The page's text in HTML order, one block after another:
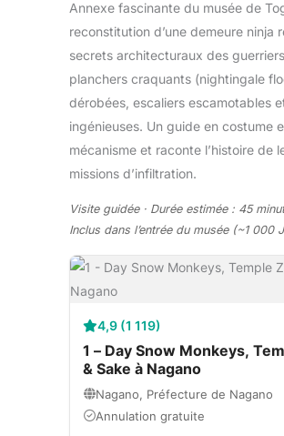
Annexe fascinante du musée de
reconstitution d’une demeure ninja
secrets architecturaux des
planchers craquants (nightingale
dérobées, escaliers escamotables
ingénieuses. Un guide en costume
mécanisme et raconte l’histoire de
missions d’infiltration.
Visite guidée · Durée estimée : 45
Inclus dans l’entrée du musée (~1 000
4,9 (1 119)
1 – Day Snow Monkeys,
& Sake à Nagano
Nagano, Préfecture de Nagano
Annulation gratuite